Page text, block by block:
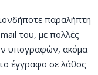
παραλήπτη
του, με πολλές
υπογραφών, ακόμα
έγγραφο σε λάθος